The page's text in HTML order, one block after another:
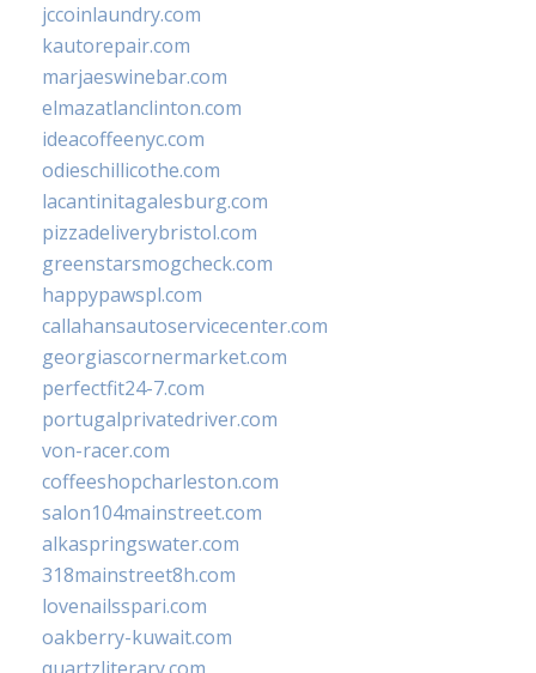
jccoinlaundry.com
kautorepair.com
marjaeswinebar.com
elmazatlanclinton.com
ideacoffeenyc.com
odieschillicothe.com
lacantinitagalesburg.com
pizzadeliverybristol.com
greenstarsmogcheck.com
happypawspl.com
callahansautoservicecenter.com
georgiascornermarket.com
perfectfit24-7.com
portugalprivatedriver.com
von-racer.com
coffeeshopcharleston.com
salon104mainstreet.com
alkaspringswater.com
318mainstreet8h.com
lovenailsspari.com
oakberry-kuwait.com